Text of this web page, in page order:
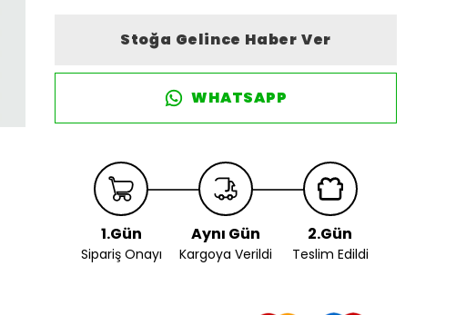
Stoğa Gelince Haber Ver
WHATSAPP
1.Gün
Sipariş Onayı
Aynı Gün
Kargoya Verildi
2.Gün
Teslim Edildi